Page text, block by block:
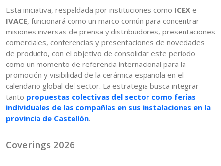
Esta iniciativa, respaldada por instituciones como ICEX e
IVACE, funcionará como un marco común para concentrar
misiones inversas de prensa y distribuidores, presentaciones
comerciales, conferencias y presentaciones de novedades
de producto, con el objetivo de consolidar este periodo
como un momento de referencia internacional para la
promoción y visibilidad de la cerámica española en el
calendario global del sector. La estrategia busca integrar
tanto propuestas colectivas del sector como ferias
individuales de las compañías en sus instalaciones en la
provincia de Castellón.
Coverings 2026